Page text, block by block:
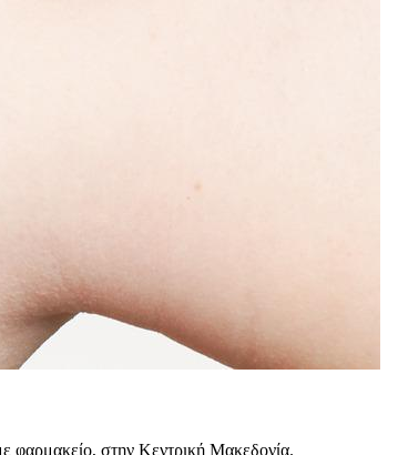
φαρμακείο, στην Κεντρική Μακεδονία.